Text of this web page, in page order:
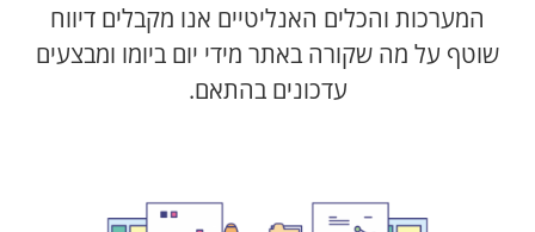
המערכות והכלים האנליטיים אנו מקבלים דיווח
שוטף על מה שקורה באתר מידי יום ביומו ומבצעים
עדכונים בהתאם.